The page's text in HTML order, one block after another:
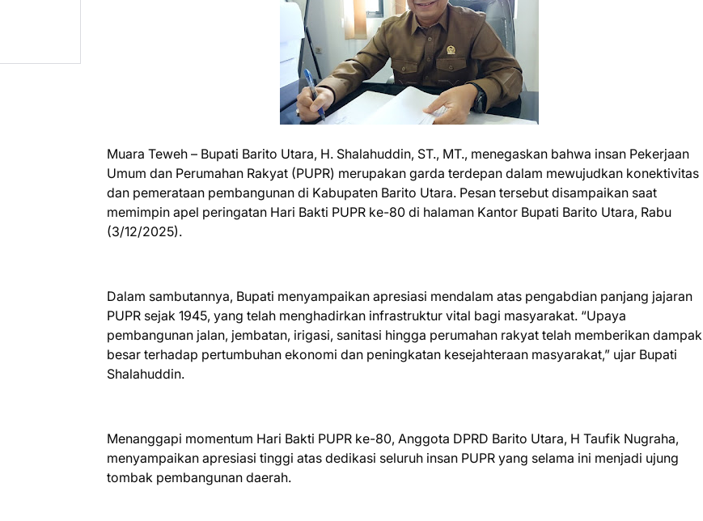
Muara Teweh – Bupati Barito Utara, H. Shalahuddin, ST., MT., menegaskan bahwa insan Pekerjaan
Umum dan Perumahan Rakyat (PUPR) merupakan garda terdepan dalam mewujudkan konektivitas
dan pemerataan pembangunan di Kabupaten Barito Utara. Pesan tersebut disampaikan saat
memimpin apel peringatan Hari Bakti PUPR ke-80 di halaman Kantor Bupati Barito Utara, Rabu
(3/12/2025).
Dalam sambutannya, Bupati menyampaikan apresiasi mendalam atas pengabdian panjang jajaran
PUPR sejak 1945, yang telah menghadirkan infrastruktur vital bagi masyarakat. “Upaya
pembangunan jalan, jembatan, irigasi, sanitasi hingga perumahan rakyat telah memberikan dampak
besar terhadap pertumbuhan ekonomi dan peningkatan kesejahteraan masyarakat,” ujar Bupati
Shalahuddin.
Menanggapi momentum Hari Bakti PUPR ke-80, Anggota DPRD Barito Utara, H Taufik Nugraha,
menyampaikan apresiasi tinggi atas dedikasi seluruh insan PUPR yang selama ini menjadi ujung
tombak pembangunan daerah.